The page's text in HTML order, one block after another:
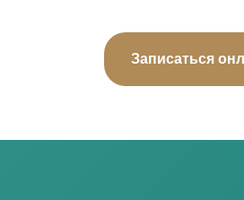
Записаться